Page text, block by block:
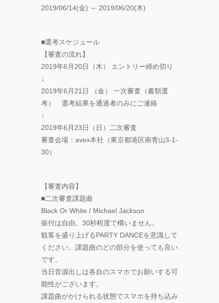
2019/06/14(金) ～ 2019/06/20(木)
■選考スケジュール
【審査の流れ】
2019年6月20日（木） エントリー締め切り
↓
2019年6月21日 （金） 一次審査（書類選
考） 選考結果を通過者のみにご連絡
↓
2019年6月23日（日）二次審査
審査会場：avex本社（東京都港区南青山3-1-
30）
【審査内容】
■二次審査課題曲
Black Or White / Michael Jackson
振付は自由。30秒程度で構いません。
観客を盛り上げるPARTY DANCEを意識して
ください。課題曲のどの部分を使っても良い
です。
当日音源出しは各自のスマホでお願いする可
能性がございます。
課題曲がかけられる状態でスマホを持ち込み